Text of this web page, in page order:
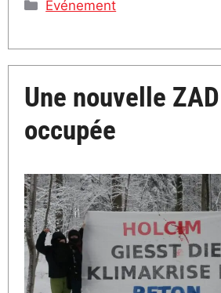
Événement
Une nouvelle
occupée